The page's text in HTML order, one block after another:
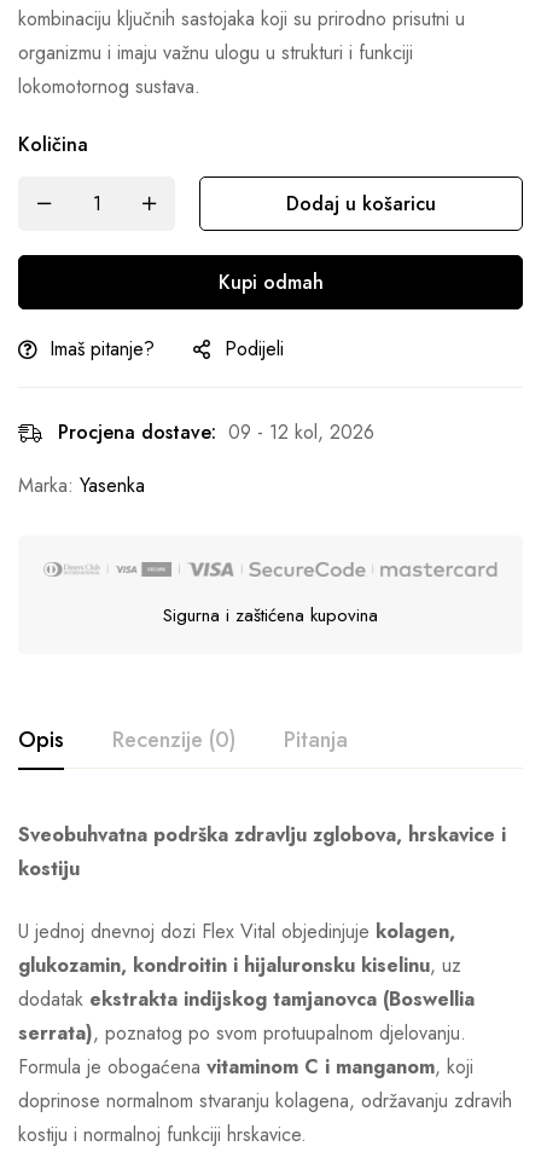
kombinaciju ključnih sastojaka koji su prirodno prisutni u
organizmu i imaju važnu ulogu u strukturi i funkciji
lokomotornog sustava.
Količina
Dodaj u košaricu
Kupi odmah
Imaš pitanje? Podijeli
Procjena dostave: 09 - 12 kol, 2026
Marka: Yasenka
Sigurna i zaštićena kupovina
Opis Recenzije (0) Pitanja
Sveobuhvatna podrška zdravlju zglobova, hrskavice i
kostiju
U jednoj dnevnoj dozi Flex Vital objedinjuje kolagen,
glukozamin, kondroitin i hijaluronsku kiselinu, uz
dodatak ekstrakta indijskog tamjanovca (Boswellia
serrata), poznatog po svom protuupalnom djelovanju.
Formula je obogaćena vitaminom C i manganom, koji
doprinose normalnom stvaranju kolagena, održavanju zdravih
kostiju i normalnoj funkciji hrskavice.